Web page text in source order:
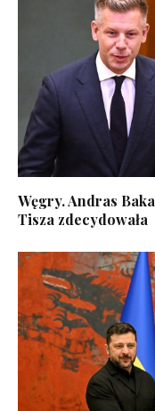
Węgry. Andras
Tisza zdecydowała